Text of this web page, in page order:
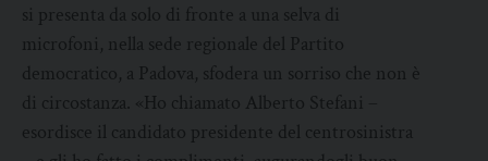
si presenta da solo di fronte a una selva di
microfoni, nella sede regionale del Partito
democratico, a Padova, sfodera un sorriso che non è
di circostanza. «Ho chiamato Alberto Stefani –
esordisce il candidato presidente del centrosinistra